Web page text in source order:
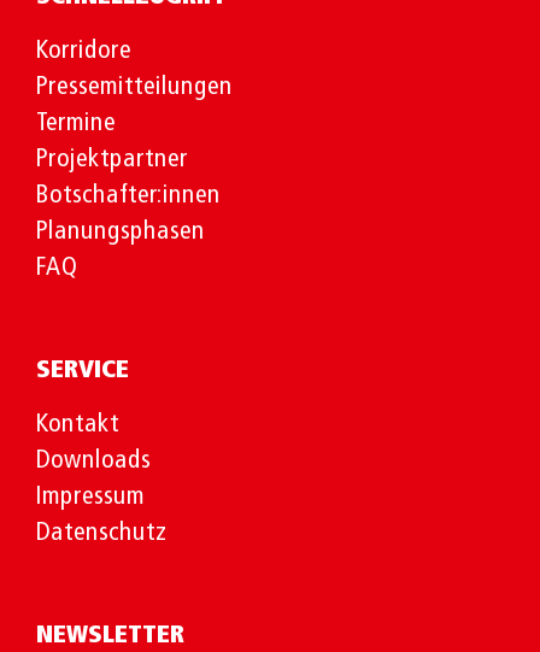
Korridore
Pressemitteilungen
Termine
Projektpartner
Botschafter:innen
Planungsphasen
FAQ
SERVICE
Kontakt
Downloads
Impressum
Datenschutz
NEWSLETTER